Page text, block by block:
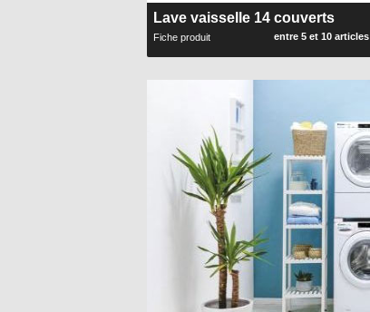
Lave vaisselle 14 couverts
Fiche produit entre 5 et 10 articles